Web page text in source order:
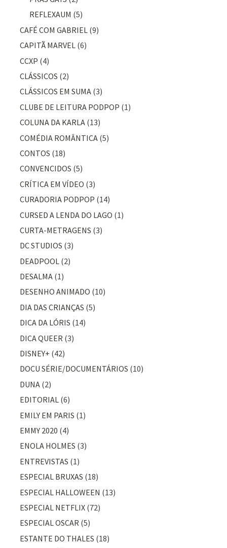
REFLEXAUM (5)
CAFÉ COM GABRIEL (9)
CAPITÃ MARVEL (6)
CCXP (4)
CLÁSSICOS (2)
CLÁSSICOS EM SUMA (3)
CLUBE DE LEITURA PODPOP (1)
COLUNA DA KARLA (13)
COMÉDIA ROMÂNTICA (5)
CONTOS (18)
CONVENCIDOS (5)
CRÍTICA EM VÍDEO (3)
CURADORIA PODPOP (14)
CURSED A LENDA DO LAGO (1)
CURTA-METRAGENS (3)
DC STUDIOS (3)
DEADPOOL (2)
DESALMA (1)
DESENHO ANIMADO (10)
DIA DAS CRIANÇAS (5)
DICA DA LÓRIS (14)
DICA QUEER (3)
DISNEY+ (42)
DOCU SÉRIE/DOCUMENTÁRIOS (10)
DUNA (2)
EDITORIAL (6)
EMILY EM PARIS (1)
EMMY 2020 (4)
ENOLA HOLMES (3)
ENTREVISTAS (1)
ESPECIAL BRUXAS (18)
ESPECIAL HALLOWEEN (13)
ESPECIAL NETFLIX (72)
ESPECIAL OSCAR (5)
ESTANTE DO THALES (18)